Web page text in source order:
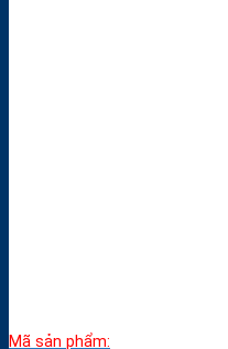
Mã sản phẩm: